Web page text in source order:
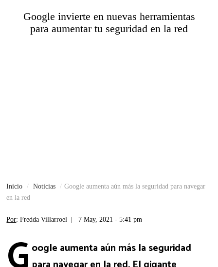
Google invierte en nuevas herramientas
para aumentar tu seguridad en la red
Inicio Noticias
Google aumenta aún más la seguridad para navegar
en la red
Por: Fredda Villarroel | 7 May, 2021 - 5:41 pm
oogle aumenta aún más la seguridad